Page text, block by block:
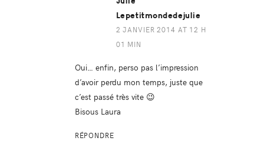
Lepetitmondedejulie
2 JANVIER 2014 AT 12 H
01 MIN
Oui… enfin, perso pas l’impression
d’avoir perdu mon temps, juste que
c’est passé très vite 😉
Bisous Laura
RÉPONDRE